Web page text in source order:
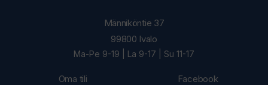
Oma tili
Männiköntie 37
99800 Ivalo
Ma-Pe 9-19 | La 9-17 | Su 11-17
Facebook